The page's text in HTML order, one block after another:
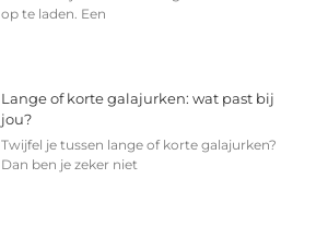
op te laden. Een
Lange of korte galajurken: wat past bij
jou?
Twijfel je tussen lange of korte galajurken?
Dan ben je zeker niet